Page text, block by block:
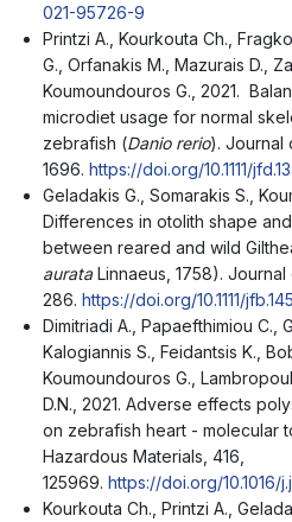
021-95726-9
Printzi A., Kourkouta Ch.,
G., Orfanakis M., Mazurais D.,
Koumoundouros G., 2021.
microdiet usage for normal
zebrafish (Danio rerio). Journal
1696. https://doi.org/10.1111/
Geladakis G., Somarakis S.,
Differences in otolith shape
between reared and wild
aurataLinnaeus, 1758).
286. https://doi.org/10.1111/
Dimitriadi A., Papaefthimiou C.,
Kalogiannis S., Feidantsis K.,
Koumoundouros G.,
D.N., 2021. Adverse effects
on zebrafish heart - molecular
Hazardous Materials, 416,
125969. https://doi.org/10.1016/
Kourkouta Ch., Printzi A.,